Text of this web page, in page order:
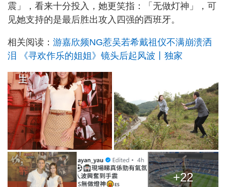
震」，看来十分投入，她更笑指：「无做灯神」，可
见她支持的是最后胜出攻入四强的西班牙。
相关阅读： 游嘉欣频NG惹吴若希戴祖仪不满崩溃洒
泪 《寻欢作乐的姐姐》镜头后起风波丨独家
+22